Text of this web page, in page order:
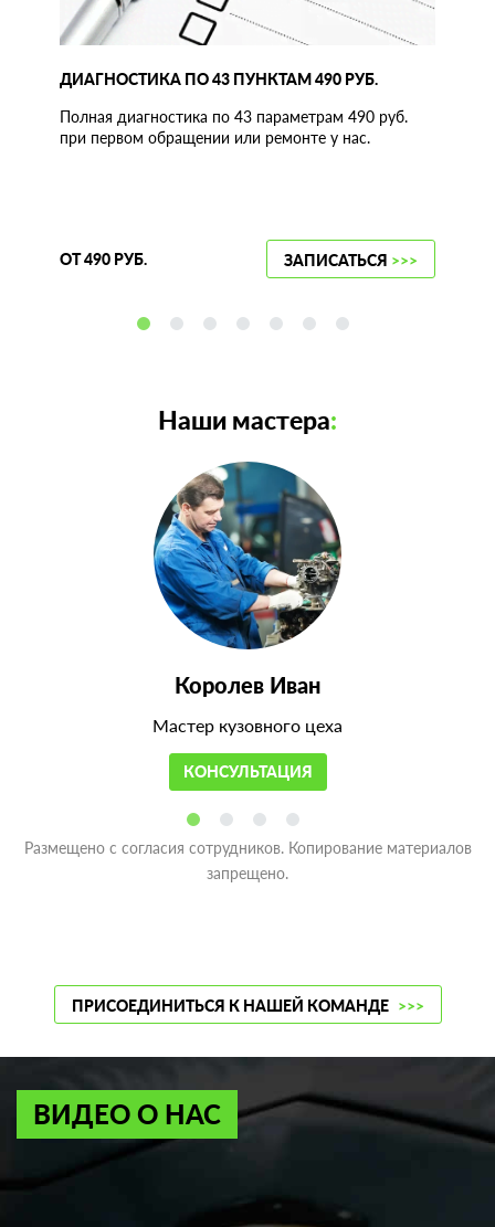
ДИАГНОСТИКА ПО 43 ПУНКТАМ 490 РУБ.
Полная диагностика по 43 параметрам 490 руб.
при первом обращении или ремонте у нас.
ОТ 490 РУБ. ЗАПИСАТЬСЯ >>>
Наши мастера:
Королев Иван
Мастер кузовного цеха
КОНСУЛЬТАЦИЯ
Размещено с согласия сотрудников. Копирование материалов
запрещено.
ПРИСОЕДИНИТЬСЯ К НАШЕЙ КОМАНДЕ >>>
ВИДЕО О НАС